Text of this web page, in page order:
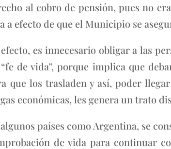
al cobro de pensión, pues no
a efecto de que el Municipio se
es innecesario obligar a las
de vida”, porque implica que
que los trasladen y así, poder
económicas, les genera un trato
países como Argentina, se
de vida para continuar